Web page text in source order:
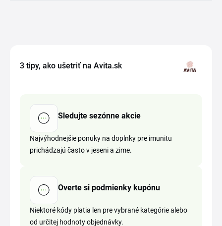
3 tipy, ako ušetriť na Avita.sk
Sledujte sezónne akcie
Najvýhodnejšie ponuky na doplnky pre imunitu
prichádzajú často v jeseni a zime.
Overte si podmienky kupónu
Niektoré kódy platia len pre vybrané kategórie alebo
od určitej hodnoty objednávky.